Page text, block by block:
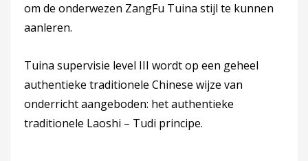
om de onderwezen ZangFu Tuina stijl te kunnen
aanleren.
Tuina supervisie level III wordt op een geheel
authentieke traditionele Chinese wijze van
onderricht aangeboden: het authentieke
traditionele Laoshi – Tudi principe.